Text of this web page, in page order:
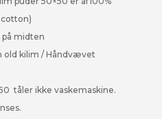
cotton)
på midten
old kilim / Håndvævet
tåler ikke vaskemaskine.